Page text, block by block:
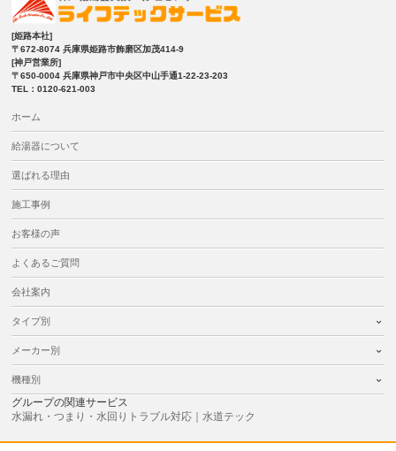
[姫路本社]
〒672-8074 兵庫県姫路市飾磨区加茂414-9
[神戸営業所]
〒650-0004 兵庫県神戸市中央区中山手通1-22-23-203
TEL：0120-621-003
ホーム
給湯器について
選ばれる理由
施工事例
お客様の声
よくあるご質問
会社案内
タイプ別
メーカー別
機種別
グループの関連サービス
水漏れ・つまり・水回りトラブル対応｜水道テック